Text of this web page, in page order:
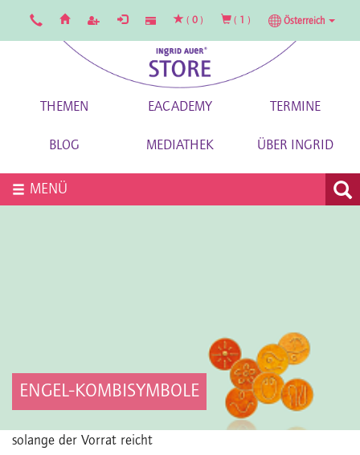
( 0 ) ( 1 ) Österreich
THEMEN EACADEMY TERMINE
BLOG MEDIATHEK ÜBER INGRID
MENÜ
ENGEL-KOMBISYMBOLE
solange der Vorrat reicht